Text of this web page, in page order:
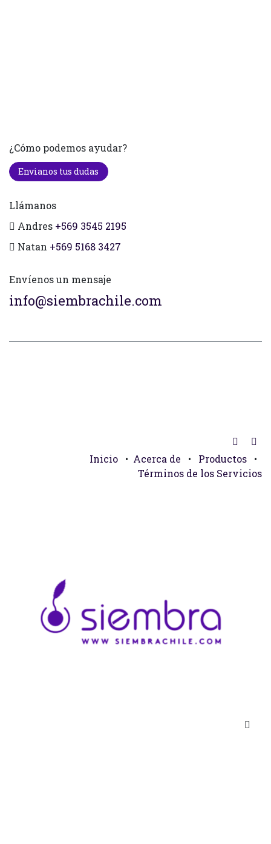
¿Cómo podemos ayudar?
Envianos tus dudas
Llámanos
Andres +569 3545 2195
Natan +569 5168 3427
Envíenos un mensaje
info@siembrachile.com
Inicio • Acerca de • Productos
•
Términos de los Servicios